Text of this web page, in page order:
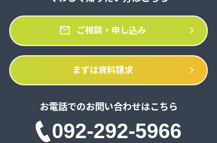
mail ご相談・申し込み chevron_right
まずは資料請求 chevron_right
お電話でのお問い合わせはこちら
092-292-5966